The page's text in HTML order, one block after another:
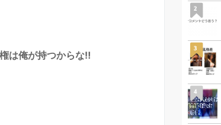
は俺が持つからな‼
2
3
4